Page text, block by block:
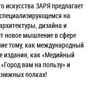
ЗАРЯ предлагает
на
дизайна и
новое мышление в сфере
тому, как международный
издания, как «Медийный
вам на пользу» и
полках!